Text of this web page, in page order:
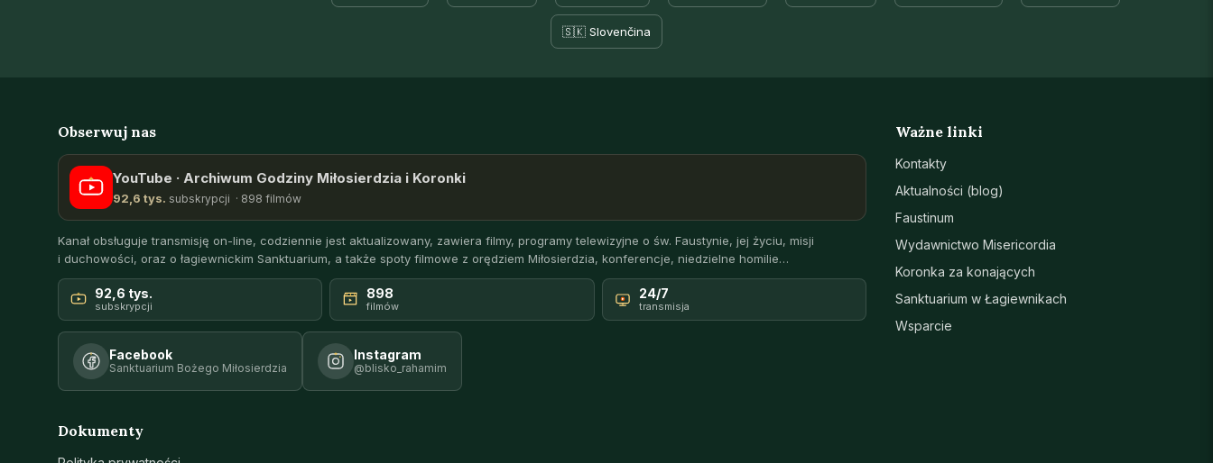
🇸🇰 Slovenčina
Obserwuj nas
YouTube · Archiwum Godziny Miłosierdzia i Koronki
92,6 tys. subskrypcji · 898 filmów
Kanał obsługuje transmisję on-line, codziennie jest aktualizowany, zawiera filmy, programy telewizyjne o św. Faustynie, jej życiu, misji
i duchowości, oraz o łagiewnickim Sanktuarium, a także spoty filmowe z orędziem Miłosierdzia, konferencje, niedzielne homilie…
92,6 tys.
subskrypcji
898
filmów
24/7
transmisja
Facebook
Sanktuarium Bożego Miłosierdzia
Instagram
@blisko_rahamim
Ważne linki
Kontakty
Aktualności (blog)
Faustinum
Wydawnictwo Misericordia
Koronka za konających
Sanktuarium w Łagiewnikach
Wsparcie
Dokumenty